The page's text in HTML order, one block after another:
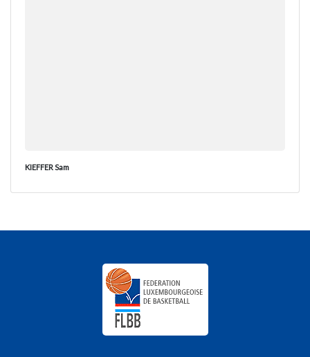
KIEFFER Sam